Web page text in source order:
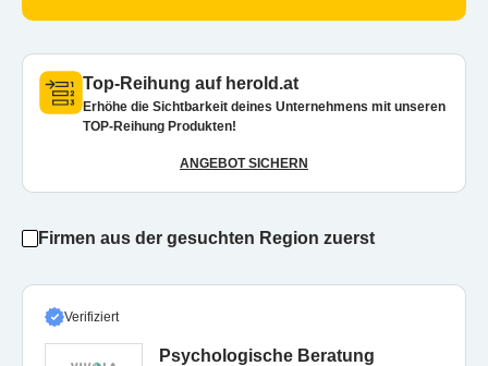
Top-Reihung auf herold.at
Erhöhe die Sichtbarkeit deines Unternehmens mit unseren
TOP-Reihung Produkten!
ANGEBOT SICHERN
Firmen aus der gesuchten Region zuerst
Verifiziert
Psychologische Beratung